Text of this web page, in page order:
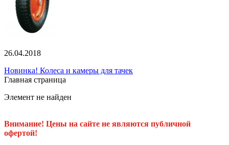
26.04.2018
Новинка! Колеса и камеры для тачек
Главная страница
Элемент не найден
Внимание! Цены на сайте не являются публичной
офертой!